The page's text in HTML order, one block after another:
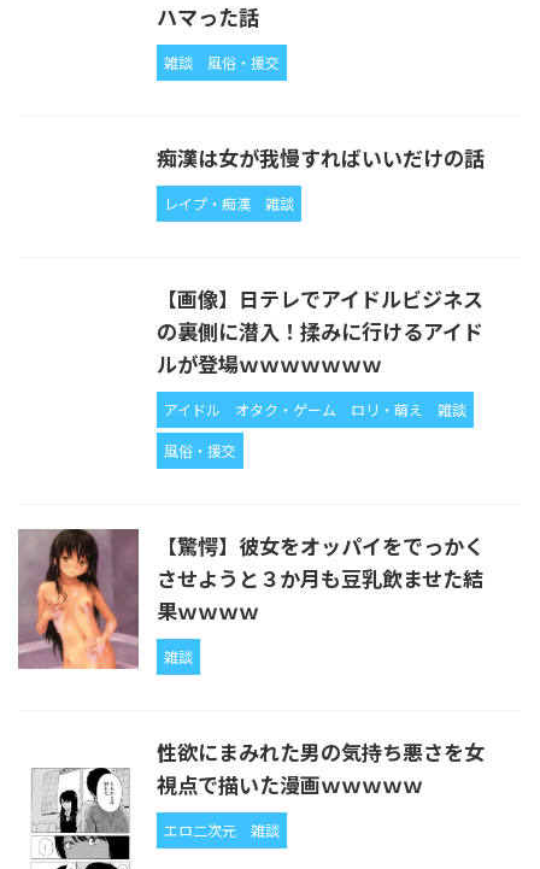
ハマった話
雑談 風俗・援交
痴漢は女が我慢すればいいだけの話
レイプ・痴漢 雑談
【画像】日テレでアイドルビジネス
の裏側に潜入！揉みに行けるアイド
ルが登場ｗｗｗｗｗｗｗ
アイドル オタク・ゲーム ロリ・萌え
雑談
風俗・援交
【驚愕】彼女をオッパイをでっかく
させようと３か月も豆乳飲ませた結
果ｗｗｗｗ
雑談
性欲にまみれた男の気持ち悪さを女
視点で描いた漫画ｗｗｗｗｗ
エロ二次元 雑談